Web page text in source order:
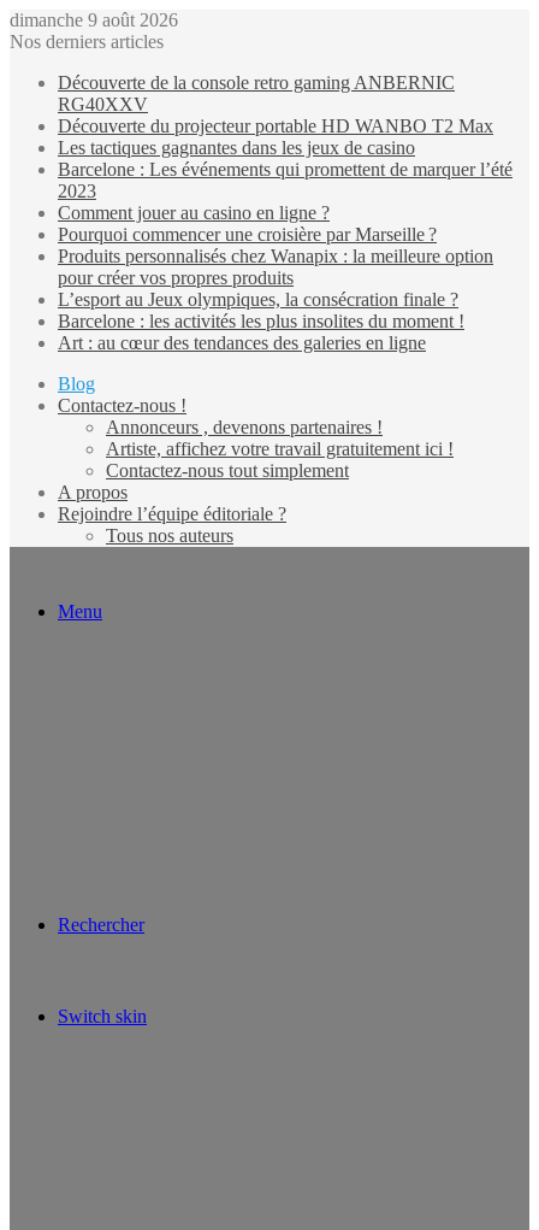
dimanche 9 août 2026
Nos derniers articles
Découverte de la console retro gaming ANBERNIC
RG40XXV
Découverte du projecteur portable HD WANBO T2 Max
Les tactiques gagnantes dans les jeux de casino
Barcelone : Les événements qui promettent de marquer l’été
2023
Comment jouer au casino en ligne ?
Pourquoi commencer une croisière par Marseille ?
Produits personnalisés chez Wanapix : la meilleure option
pour créer vos propres produits
L’esport au Jeux olympiques, la consécration finale ?
Barcelone : les activités les plus insolites du moment !
Art : au cœur des tendances des galeries en ligne
Blog
Contactez-nous !
Annonceurs , devenons partenaires !
Artiste, affichez votre travail gratuitement ici !
Contactez-nous tout simplement
A propos
Rejoindre l’équipe éditoriale ?
Tous nos auteurs
Menu
Rechercher
Switch skin